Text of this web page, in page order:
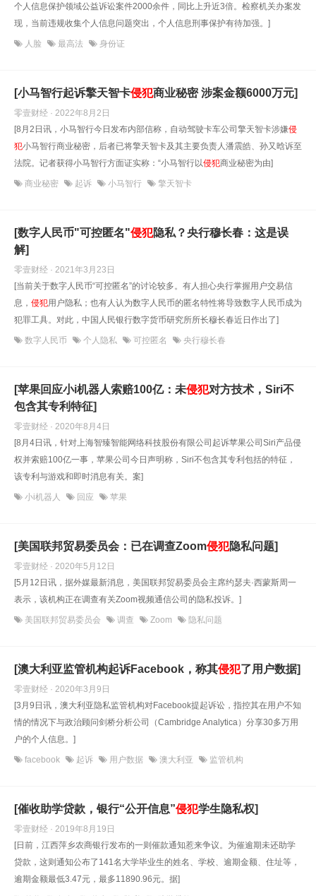
个人信息保护领域公益诉讼案件2000余件，同比上升近3倍。检察机关办案发
现，当前违规收集个人信息问题突出，个人信息刑事保护有待加强。]
人脸 最高法 身份证
[小马智行起诉擎天智卡侵犯商业秘密 涉案金额6000万元]
零壹财经 · 2022年8月2日
[8月2日讯，小马智行今日发布内部信称，自动驾驶卡车公司擎天智卡涉嫌侵
犯小马智行商业秘密，后者已将擎天智卡及其主要负责人潘震皓、孙又晗诉至
法院。记者获得小马智行方面证实称：“小马智行以侵犯商业秘密为由]
商业秘密 起诉 小马智行 擎天智卡
[数字人民币"可控匿名"侵犯隐私？央行穆长春：这是误
解]
零壹财经 · 2021年3月23日
[当前关于数字人民币“可控匿名”的讨论较多。有人担心央行掌握用户交易信
息， 侵犯用户隐私；也有人认为数字人民币的匿名特性将导致数字人民币成为
犯罪工具。对此，中国人民银行数字货币研究所所长穆长春近日作出了]
数字人民币 个人隐私 可控匿名 央行穆长春
[苹果回应小i机器人索赔100亿：未侵犯对方技术，Siri不
包含其专利特征]
零壹财经 · 2020年8月4日
[8月4日讯，针对上海智臻智能网络科技股份有限公司起诉苹果公司Siri产品侵
权并索赔100亿一事，苹果公司今日声明称，Siri不包含其专利包括的特征，
该专利与游戏和即时消息有关。案]
小i机器人 回应 苹果
[美国联邦贸易委员会：已在调查Zoom侵犯隐私问题]
零壹财经 · 2020年5月12日
[5月12日讯，据外媒最新消息，美国联邦贸易委员会主席约瑟夫·西蒙斯周一
表示，该机构正在调查有关Zoom视频通信公司的隐私投诉。]
美国联邦贸易委员会 调查 Zoom 隐私问题
[澳大利亚监管机构起诉Facebook，称其侵犯了用户数据]
零壹财经 · 2020年3月9日
[3月9日讯，澳大利亚隐私监管机构对Facebook提起诉讼，指控其在用户不知
情的情况下与政治顾问剑桥分析公司（Cambridge Analytica）分享30多万用
户的个人信息。]
facebook 起诉 用户数据 澳大利亚 监管机构
[催收助学贷款，银行“公开信息”侵犯学生隐私权]
零壹财经 · 2019年8月19日
[日前，江西萍乡农商银行发布的一则催款通知惹来争议。为催逾期未还助学
贷款，这则通知公布了141名大学毕业生的姓名、学校、逾期金额、住址等，
逾期金额最低3.47元，最多11890.96元。据]